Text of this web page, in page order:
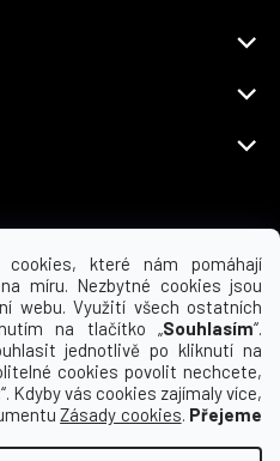
které nám pomáhají
míru. Nezbytné cookies jsou
webu. Využití všech ostatních
na tlačítko „Souhlasím“.
jednotlivě po kliknutí na
cookies povolit nechcete,
“. Kdyby vás cookies zajímaly více,
Zásady cookies. Přejeme
dopravy